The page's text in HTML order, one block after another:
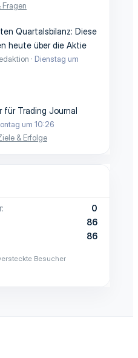
Fragen
Quartalsbilanz: Diese
heute über die Aktie
Dienstag um
für Trading Journal
um 10:26
& Erfolge
0
86
86
Besucher